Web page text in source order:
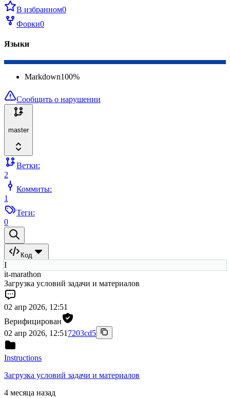
В избранном0
Форки0
Языки
Markdown100%
Сообщить о нарушении
master
Ветки:
2
Коммиты:
1
Теги:
0
Код
I
it-marathon
Загрузка условий задачи и материалов
02 апр 2026, 12:51
Верифицирован
02 апр 2026, 12:51 7203cd5
Instructions
Загрузка условий задачи и материалов
4 месяца назад